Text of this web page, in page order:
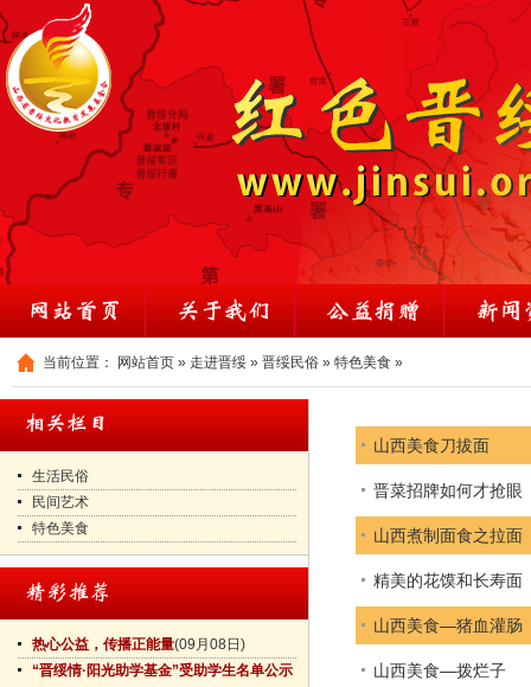
当前位置： 网站首页 » 走进晋绥 » 晋绥民俗 » 特色美食 »
生活民俗
民间艺术
特色美食
热心公益，传播正能量(09月08日)
“晋绥情·阳光助学基金”受助学生名单公示
山西美食刀拔面
晋菜招牌如何才抢眼
山西煮制面食之拉面
精美的花馍和长寿面
山西美食—猪血灌肠
山西美食—拨烂子